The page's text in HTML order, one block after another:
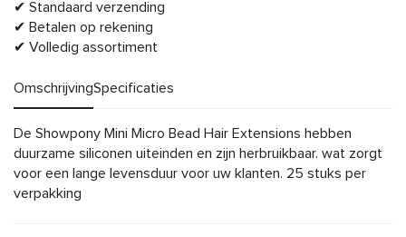
✔ Standaard verzending
✔ Betalen op rekening
✔ Volledig assortiment
OmschrijvingSpecificaties
Omschrijving
De Showpony Mini Micro Bead Hair Extensions hebben
duurzame siliconen uiteinden en zijn herbruikbaar. wat zorgt
voor een lange levensduur voor uw klanten. 25 stuks per
verpakking